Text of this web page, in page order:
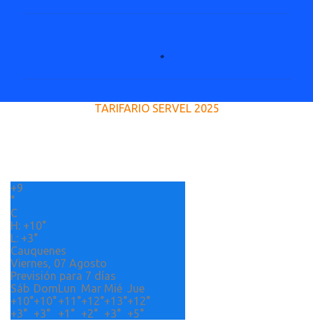
s
TARIFARIO SERVEL 2025
+9
°
C
H: +10°
L: +3°
Cauquenes
Viernes, 07 Agosto
Previsión para 7 días
Sáb DomLun Mar Mié Jue
+10°+10°+11°+12°+13°+12°
+3° +3° +1° +2° +3° +5°